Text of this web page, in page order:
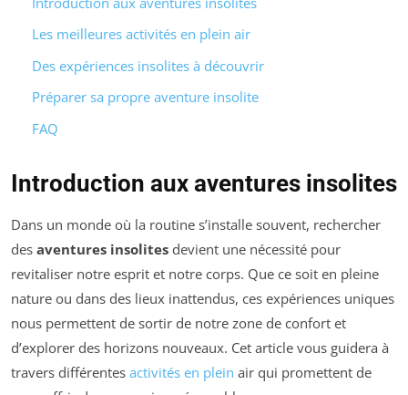
Les meilleures activités en plein air
Des expériences insolites à découvrir
Préparer sa propre aventure insolite
FAQ
Introduction aux aventures insolites
Dans un monde où la routine s’installe souvent, rechercher
des aventures insolites devient une nécessité pour
revitaliser notre esprit et notre corps. Que ce soit en pleine
nature ou dans des lieux inattendus, ces expériences uniques
nous permettent de sortir de notre zone de confort et
d’explorer des horizons nouveaux. Cet article vous guidera à
travers différentes activités en plein air qui promettent de